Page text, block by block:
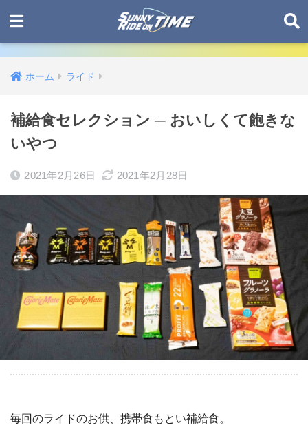
ホーム ライド
補給食セレクション ─ おいしくて飽きな
いやつ
2021年2月26日 2021年2月28日
毎回のライドのお供、携帯食もとい補給食。